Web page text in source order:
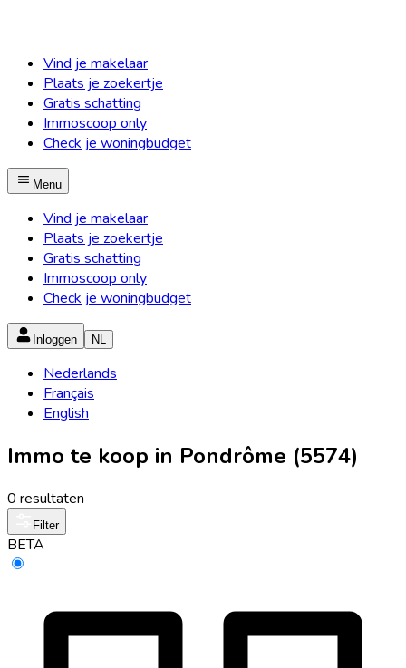
Vind je makelaar
Plaats je zoekertje
Gratis schatting
Immoscoop only
Check je woningbudget
Menu
Vind je makelaar
Plaats je zoekertje
Gratis schatting
Immoscoop only
Check je woningbudget
Inloggen NL
Nederlands
Français
English
Immo te koop in Pondrôme (5574)
0 resultaten
Filter
BETA